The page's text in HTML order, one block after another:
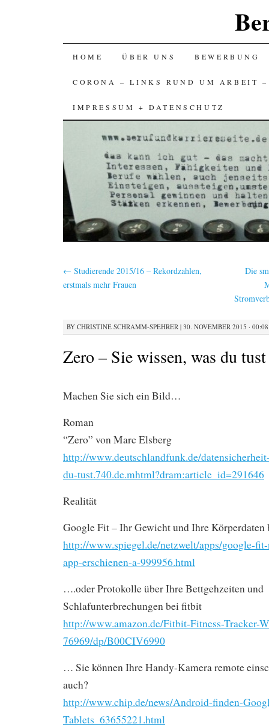
SKIP
TO
CONTENT
HOME ÜBER UNS BEWERBUNG
CORONA – LINKS RUND UM ARBEIT
IMPRESSUM + DATENSCHUTZ
← Studierende 2015/16 – Rekordzahlen,
erstmals mehr Frauen
Die
BY CHRISTINE SCHRAMM-SPEHRER | 30. NOVEMBER 2015 · 00:08
Zero – Sie wissen, was du tust
Machen Sie sich ein Bild…
Roman
“Zero” von Marc Elsberg
http://www.deutschlandfunk.de/
du-tust.740.de.mhtml?dram:article_id=291646
Realität
Google Fit – Ihr Gewicht und Ihre Körperdaten
http://www.spiegel.de/netzwelt/apps/google-
app-erschienen-a-999956.html
….oder Protokolle über Ihre Bettgehzeiten und
Schlafunterbrechungen bei fitbit
http://www.amazon.de/Fitbit-Fitness-Tracker-
76969/dp/B00CIV6990
… Sie können Ihre Handy-Kamera remote
auch?
http://www.chip.de/news/Android-finden-
Tablets_63655221.html